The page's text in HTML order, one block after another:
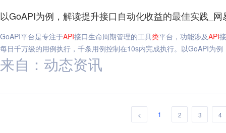
以GoAPI为例，解读提升接口自动化收益的最佳实践_网
GoAPI平台是专注于API接口生命周期管理的工具类平台，功能涉及API
每日千万级的用例执行，千条用例控制在10s内完成执行。以GoAPI为
来自：动态资讯
< 1 2 3 4